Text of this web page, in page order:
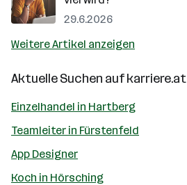
29.6.2026
Weitere Artikel anzeigen
Aktuelle Suchen aufkarriere.at
Einzelhandel in Hartberg
Teamleiter in Fürstenfeld
App Designer
Koch in Hörsching